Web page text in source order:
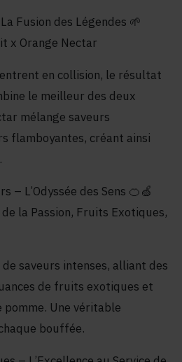
Fusion des Légendes 🌱
x Orange Nectar
en collision, le résultat
le meilleur des deux
mélange saveurs
flamboyantes, créant ainsi
– L’Odyssée des Sens 🍊🍏
la Passion, Fruits Exotiques,
saveurs intenses, alliant des
de fruits exotiques et
pomme. Une véritable
bouffée.